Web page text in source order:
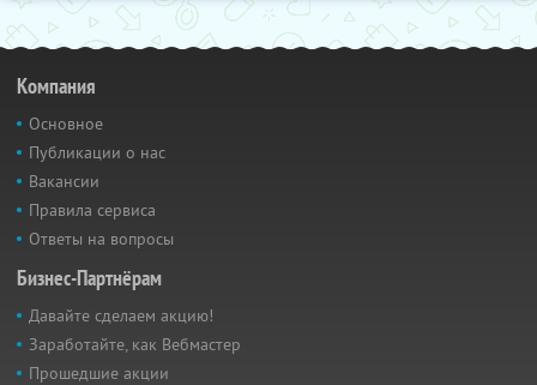
Компания
Основное
Публикации о нас
Вакансии
Правила сервиса
Ответы на вопросы
Бизнес-Партнёрам
Давайте сделаем акцию!
Заработайте, как Вебмастер
Прошедшие акции